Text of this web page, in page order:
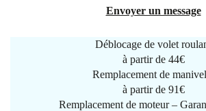
Envoyer un message
Déblocage de volet
à partir de 44€
Remplacement de
à partir de 91€
Remplacement de moteur –